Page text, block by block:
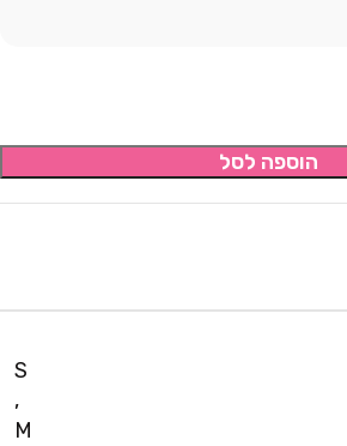
הוספה לסל
S
,
M